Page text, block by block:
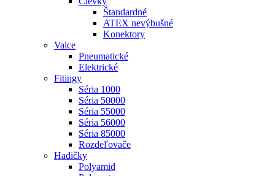
Štandardné
ATEX nevýbušné
Konektory
Valce
Pneumatické
Elektrické
Fitingy
Séria 1000
Séria 50000
Séria 55000
Séria 56000
Séria 85000
Rozdeľovače
Hadičky
Polyamid